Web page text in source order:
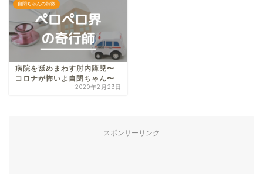
自閉ちゃんの特徴
病院を舐めまわす肘内障児〜
コロナが怖いよ自閉ちゃん〜
2020年2月23日
スポンサーリンク